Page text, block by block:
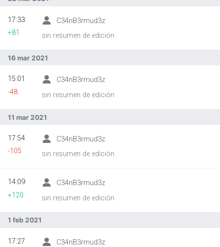
C34nB3rmud3z
sin resumen de edición
17:33
+81
16 mar 2021
C34nB3rmud3z
sin resumen de edición
15:01
-48
11 mar 2021
C34nB3rmud3z
sin resumen de edición
17:54
-105
C34nB3rmud3z
sin resumen de edición
14:09
+120
1 feb 2021
C34nB3rmud3z
17:27